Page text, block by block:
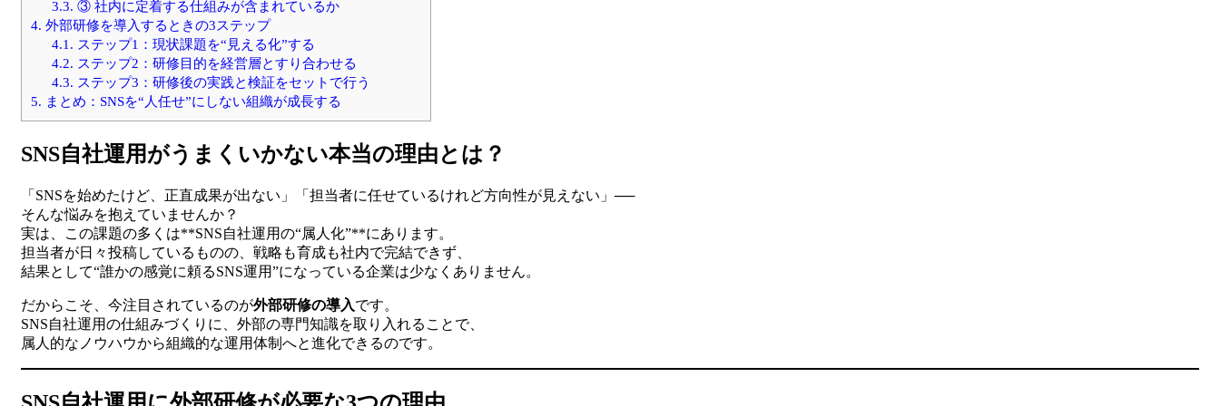
3.3. ③ 社内に定着する仕組みが含まれているか
4. 外部研修を導入するときの3ステップ
4.1. ステップ1：現状課題を“見える化”する
4.2. ステップ2：研修目的を経営層とすり合わせる
4.3. ステップ3：研修後の実践と検証をセットで行う
5. まとめ：SNSを“人任せ”にしない組織が成長する
SNS自社運用がうまくいかない本当の理由とは？
「SNSを始めたけど、正直成果が出ない」「担当者に任せているけれど方向性が見えない」──
そんな悩みを抱えていませんか？
実は、この課題の多くは**SNS自社運用の“属人化”**にあります。
担当者が日々投稿しているものの、戦略も育成も社内で完結できず、
結果として“誰かの感覚に頼るSNS運用”になっている企業は少なくありません。
だからこそ、今注目されているのが外部研修の導入です。
SNS自社運用の仕組みづくりに、外部の専門知識を取り入れることで、
属人的なノウハウから組織的な運用体制へと進化できるのです。